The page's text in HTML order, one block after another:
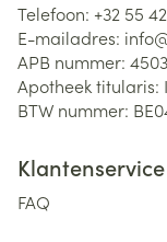
Telefoon: +32 55
E-mailadres:
APB nummer:
Apotheek titularis:
BTW nummer:
Klantenservice
FAQ